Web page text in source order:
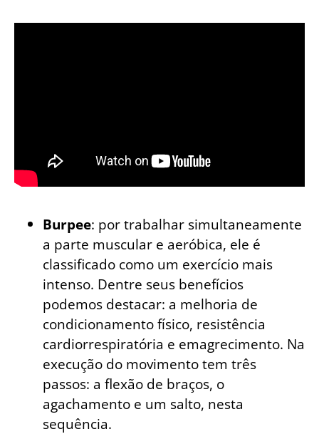
Burpee: por trabalhar simultaneamente
a parte muscular e aeróbica, ele é
classificado como um exercício mais
intenso. Dentre seus benefícios
podemos destacar: a melhoria de
condicionamento físico, resistência
cardiorrespiratória e emagrecimento. Na
execução do movimento tem três
passos: a flexão de braços, o
agachamento e um salto, nesta
sequência.